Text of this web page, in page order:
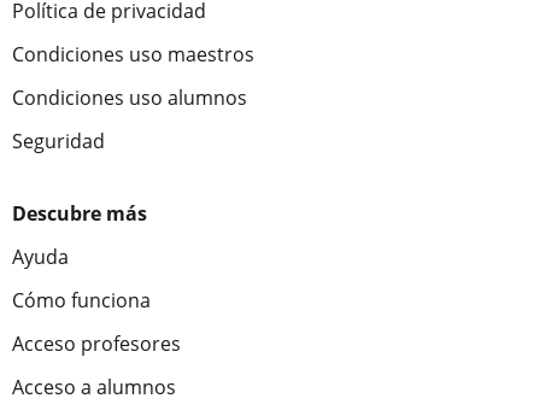
Política de privacidad
Condiciones uso maestros
Condiciones uso alumnos
Seguridad
Descubre más
Ayuda
Cómo funciona
Acceso profesores
Acceso a alumnos